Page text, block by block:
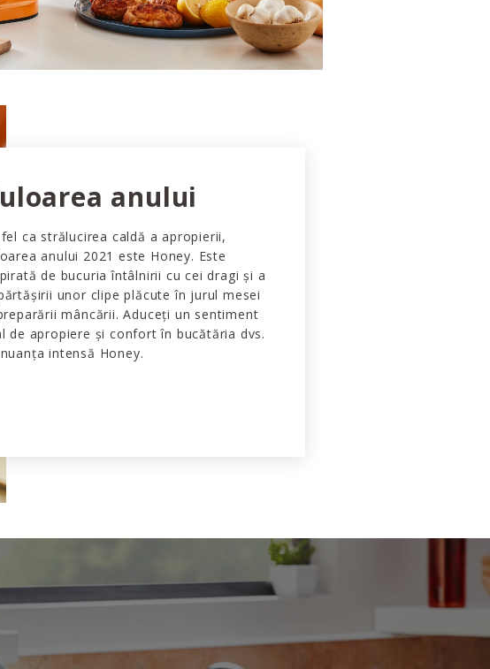
anului
ca strălucirea caldă a apropierii,
anului 2021 este Honey. Este
de bucuria întâlnirii cu cei dragi și a
unor clipe plăcute în jurul mesei
mâncării. Aduceți un sentiment
de apropiere și confort în bucătăria dvs.
intensă Honey.